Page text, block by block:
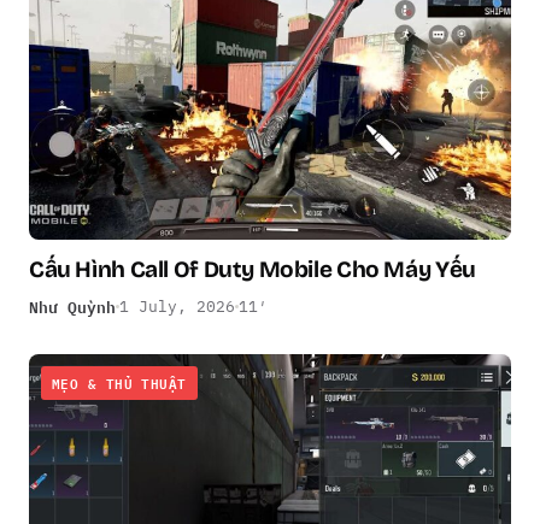
Cấu Hình Call Of Duty Mobile Cho Máy Yếu
Như Quỳnh 1 July, 2026 11′
MẸO & THỦ THUẬT